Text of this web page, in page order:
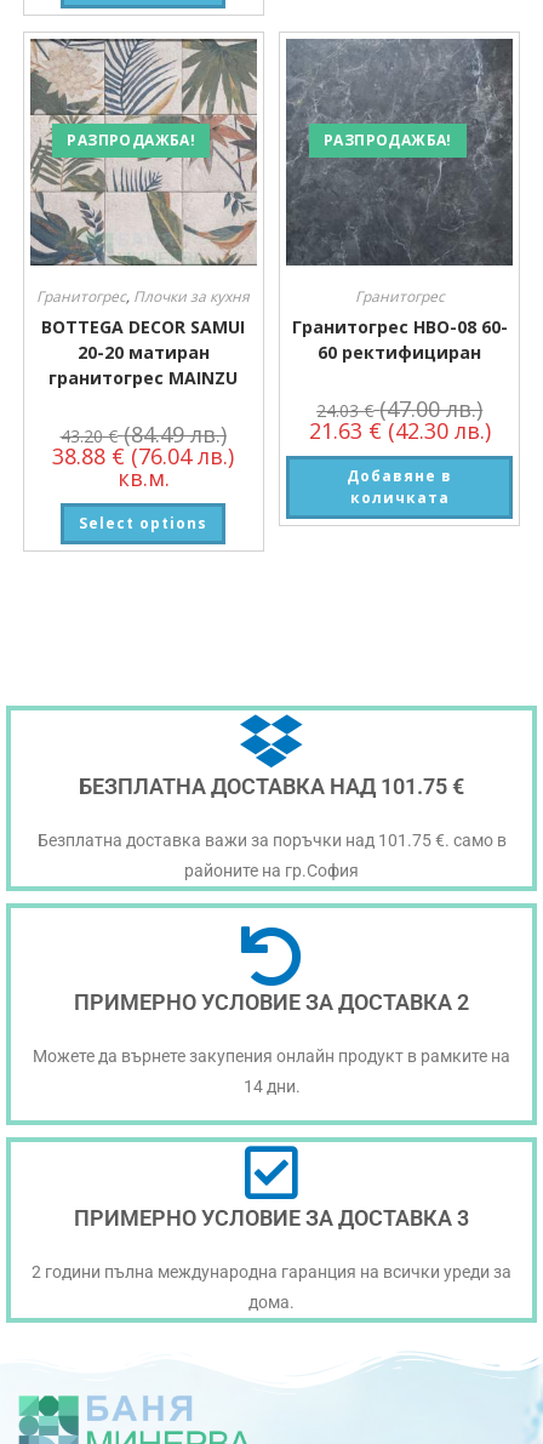
РАЗПРОДАЖБА!
Гранитогрес, Плочки за кухня
BOTTEGA DECOR SAMUI
20-20 матиран
гранитогрес MAINZU
43.20€ (84.49 лв.)
38.88 € (76.04 лв.)
кв.м.
Select options
РАЗПРОДАЖБА!
Гранитогрес
Гранитогрес HBO-08 60-
60 ректифициран
24.03€ (47.00 лв.)
21.63 € (42.30 лв.)
Добавяне в
количката
БЕЗПЛАТНА ДОСТАВКА НАД 101.75 €
Безплатна доставка важи за поръчки над 101.75 €. само в
районите на гр.София
ПРИМЕРНО УСЛОВИЕ ЗА ДОСТАВКА 2
Можете да върнете закупения онлайн продукт в рамките на
14 дни.
ПРИМЕРНО УСЛОВИЕ ЗА ДОСТАВКА 3
2 години пълна международна гаранция на всички уреди за
дома.